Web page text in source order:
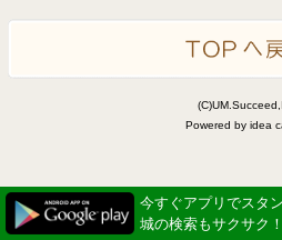
Powered by idea
今すぐアプリでスタ
城の検索もサクサク！